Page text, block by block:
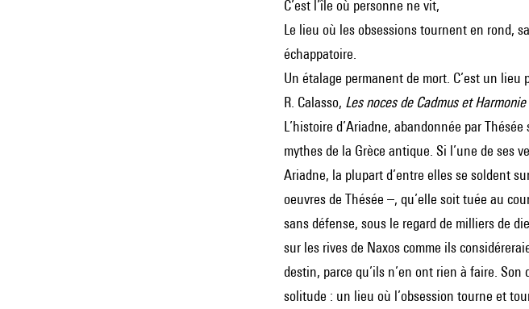
C’est l’île où personne ne vit,
Le lieu où les obsessions tournent en rond,
échappatoire.
Un étalage permanent de mort. C’est un lieu
R. Calasso, Les noces de Cadmus et Harmonie
L’histoire d’Ariadne, abandonnée par
mythes de la Grèce antique. Si l’une de ses
Ariadne, la plupart d’entre elles se soldent
oeuvres de Thésée –, qu’elle soit tuée au
sans défense, sous le regard de milliers de
sur les rives de Naxos comme ils
destin, parce qu’ils n’en ont rien à faire.
solitude : un lieu où l’obsession tourne et